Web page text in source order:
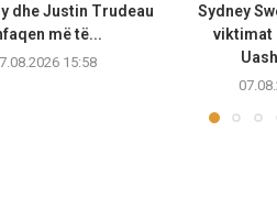
dhe Justin Trudeau
më të...
15:58
Sydney
viktimat